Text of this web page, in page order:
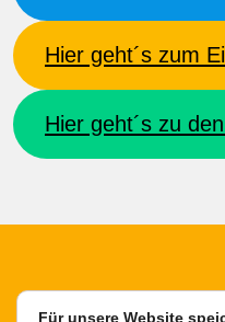
Hier geht´s zum
Hier geht´s zu
Für unsere Website